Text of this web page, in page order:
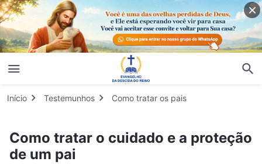
Início Testemunhos Como tratar os pais
Como tratar o cuidado e a proteção
de um pai